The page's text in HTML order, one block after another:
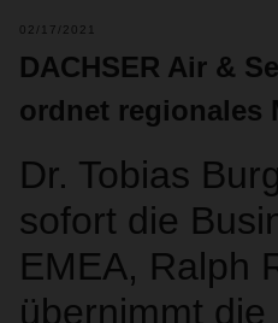
02/17/2021
DACHSER Air &
ordnet regionales
Dr. Tobias
sofort die
EMEA, Ralph
übernimmt